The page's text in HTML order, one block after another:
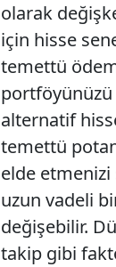
olarak
için hisse
temettü
alternatif
temettü
elde etmenizi
uzun vadeli
değişebilir.
takip gibi